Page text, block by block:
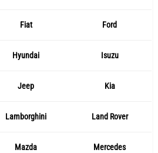
Fiat Ford
Hyundai Isuzu
Jeep Kia
Lamborghini Land Rover
Mazda Mercedes